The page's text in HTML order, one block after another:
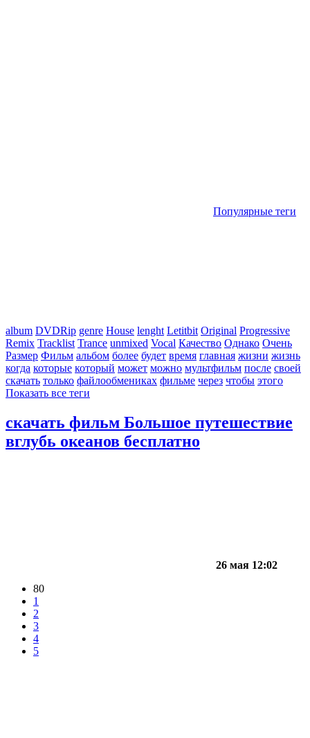
Популярные теги
album DVDRip genre House lenght Letitbit Original Progressive
Remix Tracklist Trance unmixed Vocal Качество Однако Очень
Размер Фильм альбом более будет время главная жизни жизнь
когда которые который может можно мультфильм после своей
скачать только файлообмениках фильме через чтобы этого
Показать все теги
скачать фильм Большое путешествие
вглубь океанов бесплатно
26 мая 12:02
80
1
2
3
4
5